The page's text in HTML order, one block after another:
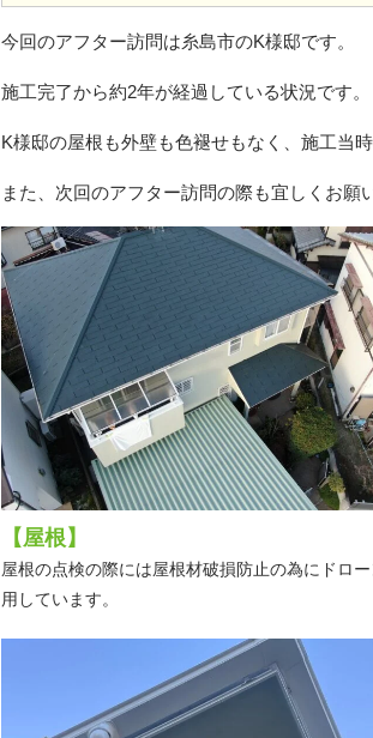
今回のアフター訪問は糸島市のK様邸です。
施工完了から約2年が経過している状況です。
K様邸の屋根も外壁も色褪せもなく、施工当
また、次回のアフター訪問の際も宜しくお願
【屋根】
屋根の点検の際には屋根材破損防止の為にドロ
用しています。